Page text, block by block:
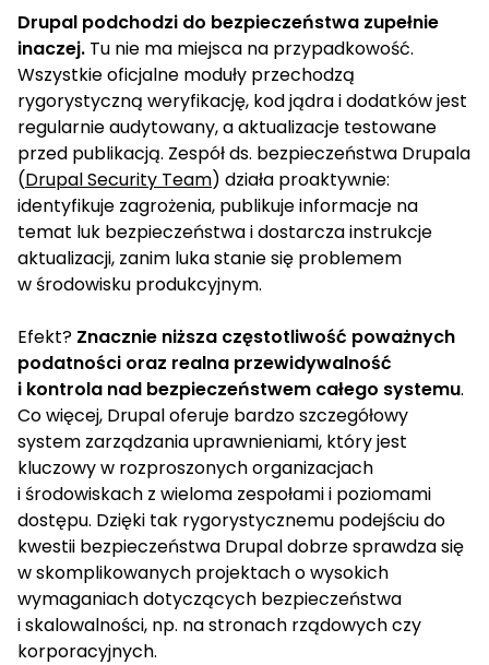
Drupal podchodzi do bezpieczeństwa zupełnie
inaczej. Tu nie ma miejsca na przypadkowość.
Wszystkie oficjalne moduły przechodzą
rygorystyczną weryfikację, kod jądra i dodatków jest
regularnie audytowany, a aktualizacje testowane
przed publikacją. Zespół ds. bezpieczeństwa Drupala
(Drupal Security Team) działa proaktywnie:
identyfikuje zagrożenia, publikuje informacje na
temat luk bezpieczeństwa i dostarcza instrukcje
aktualizacji, zanim luka stanie się problemem
w środowisku produkcyjnym.
Efekt? Znacznie niższa częstotliwość poważnych
podatności oraz realna przewidywalność
i kontrola nad bezpieczeństwem całego systemu.
Co więcej, Drupal oferuje bardzo szczegółowy
system zarządzania uprawnieniami, który jest
kluczowy w rozproszonych organizacjach
i środowiskach z wieloma zespołami i poziomami
dostępu. Dzięki tak rygorystycznemu podejściu do
kwestii bezpieczeństwa Drupal dobrze sprawdza się
w skomplikowanych projektach o wysokich
wymaganiach dotyczących bezpieczeństwa
i skalowalności, np. na stronach rządowych czy
korporacyjnych.